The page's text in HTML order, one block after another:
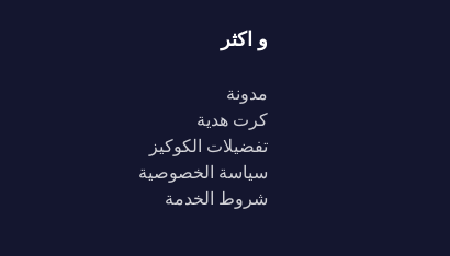
و اكثر
مدونة
كرت هدية
تفضيلات الكوكيز
سياسة الخصوصية
شروط الخدمة